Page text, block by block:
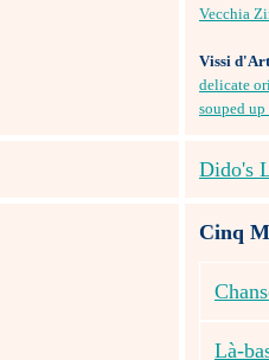
Vecchia
Vissi
delicate
souped
Dido's
Cinq
Là-